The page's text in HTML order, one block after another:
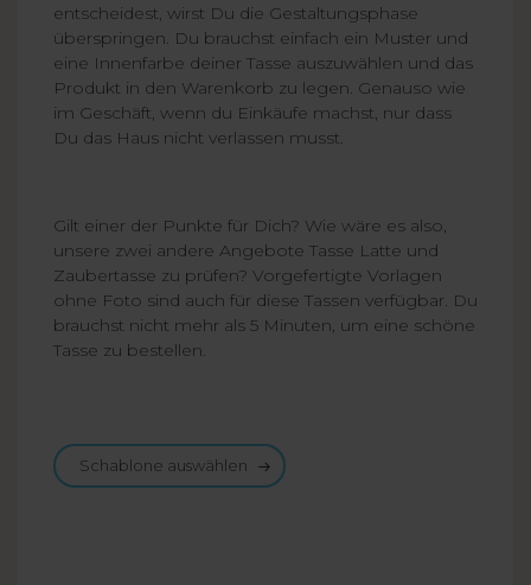
entscheidest, wirst Du die Gestaltungsphase
überspringen. Du brauchst einfach ein Muster und
eine Innenfarbe deiner Tasse auszuwählen und das
Produkt in den Warenkorb zu legen. Genauso wie
im Geschäft, wenn du Einkäufe machst, nur dass
Du das Haus nicht verlassen musst.
Gilt einer der Punkte für Dich? Wie wäre es also,
unsere zwei andere Angebote Tasse Latte und
Zaubertasse zu prüfen? Vorgefertigte Vorlagen
ohne Foto sind auch für diese Tassen verfügbar. Du
brauchst nicht mehr als 5 Minuten, um eine schöne
Tasse zu bestellen.
Schablone auswählen